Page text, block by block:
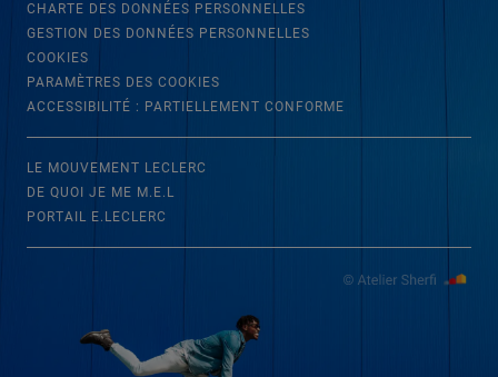
CHARTE DES DONNÉES PERSONNELLES
GESTION DES DONNÉES PERSONNELLES
COOKIES
PARAMÈTRES DES COOKIES
ACCESSIBILITÉ : PARTIELLEMENT CONFORME
LE MOUVEMENT LECLERC
DE QUOI JE ME M.E.L
PORTAIL E.LECLERC